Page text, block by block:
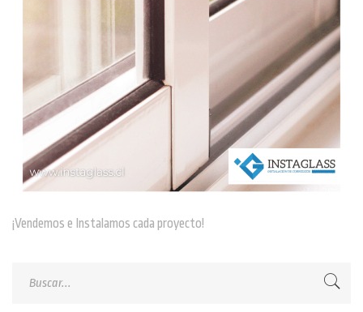
¡Vendemos e Instalamos cada proyecto!